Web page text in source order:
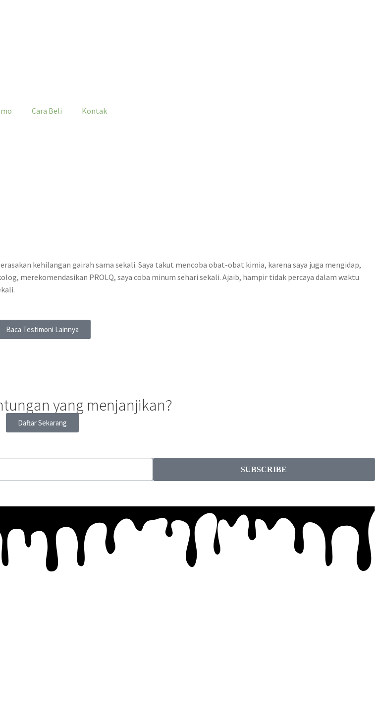
Cara Beli Kontak
kehilangan gairah sama sekali. Saya takut mencoba obat-obat kimia, karena saya juga mengidap,
merekomendasikan PROLQ, saya coba minum sehari sekali. Ajaib, hampir tidak percaya dalam waktu
Baca Testimoni Lainnya
yang menjanjikan?
Daftar Sekarang
SUBSCRIBE